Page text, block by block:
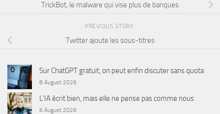
TrickBot, le malware qui vise plus de banques
PREVIOUS STORY
Twitter ajoute les sous-titres
Sur ChatGPT gratuit, on peut enfin discuter sans quota
8 August 2026
L’IA écrit bien, mais elle ne pense pas comme nous
6 August 2026